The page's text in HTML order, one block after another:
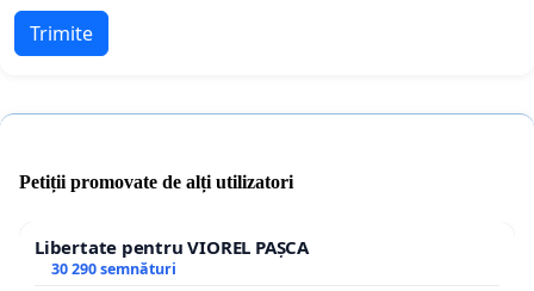
Trimite
Petiții promovate de alți utilizatori
Libertate pentru VIOREL PAȘCA
30 290 semnături